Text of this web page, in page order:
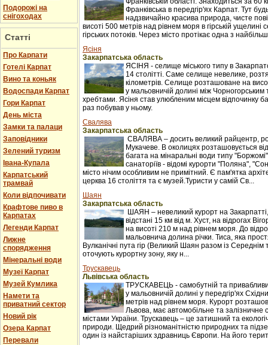
Подорожі на
снігоходах
Статті
Про Карпати
Готелі Карпат
Вино та коньяк
Водоспади Карпат
Гори Карпат
День міста
Замки та палаци
Заповідники
Зелений туризм
Івана-Купала
Карпатський
трамвай
Коли відпочивати
Крафтове пиво в
Карпатах
Легенди Карпат
Лижне
спорядження
Мінеральні води
Музеї Карпат
Музей Кумлика
Намети та
приватний сектор
Новий рік
Озера Карпат
Перевали
Франківська в передгір'ях Карпат. Тут
надзвичайно красива природа, чисте
висоті 500 метрів над рівнем моря в гірській ущелині
гірських потоків. Через місто протікає одна з
Ясіня
Закарпатська область
ЯСІНЯ - селище міського типу в
14 столітті. Саме селище невелике,
кілометрів. Селище розташоване на
у мальовничій долині між
хребтами. Ясіня став улюбленим місцем відпочинку
раз побував у ньому.
Свалява
Закарпатська область
СВАЛЯВА – досить великий райцентр,
Мукачеве. В околицях розташовується
багата на мінаральні води типу
санаторіїв - відомі курорти "Поляна",
місто нічим особливим не примітний. Є пам'ятка
церква 16 століття та є музей.Туристи у самій Св...
Шаян
Закарпатська область
ШАЯН – невеликий курорт на
відстані 15 км від м. Хуст, на відрогах
на висоті 210 м над рівнем моря. До
мальовнича долина річки. Тиса, яка
Вулканічні пута гір (Великий Шаян разом із
оточують курортну зону, яку н...
Трускавець
Львівська область
ТРУСКАВЕЦЬ - самобутній та
у мальовничій долині у передгір'ях
метрів над рівнем моря. Курорт
Львова, має автомобільне та залізничне
містами України. Трускавець – це затишний та
природи. Щедрий різноманітністю природних та
один із найстаріших здравниць Європи. На його